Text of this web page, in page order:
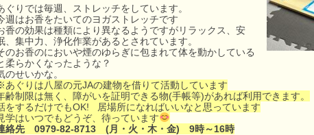
ぐりでは毎週、ストレッチをしています。
週はお香をたいてのヨガストレッチです
香の効果は種類により異なるようですがリラックス、安
、集中力、浄化作業があるとされています。
のお香のにおいや煙のゆらぎに包まれて体を動かしている
柔らかくなったような？
のせいかな。
あぐりは八屋の元JAの建物を借りて活動しています
齢制限は無く、障がいを証明できる物(手帳等)があれば利用できます。
をするだけでもOK! 居場所になればいいなと思っています
学はいつでもどうぞ、待っています
絡先 0979-82-8713 (月・火・木・金) 9時～16時